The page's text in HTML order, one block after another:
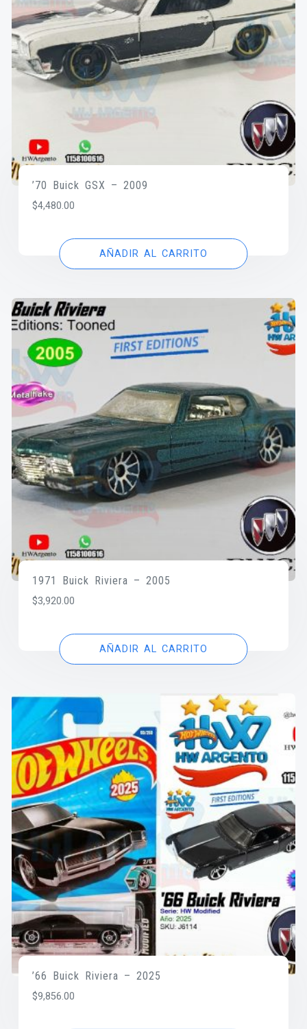
’70 Buick GSX – 2009
$4,480.00
AÑADIR AL CARRITO
1971 Buick Riviera – 2005
$3,920.00
AÑADIR AL CARRITO
’66 Buick Riviera – 2025
$9,856.00